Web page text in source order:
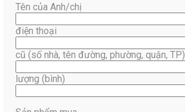
Tên của Anh/chị
điện thoại
cũ (số nhà, tên đường, phường, quận, TP)
lượng (bình)